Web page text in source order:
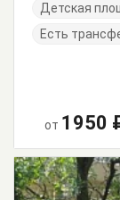
Детская
Есть
от 1950